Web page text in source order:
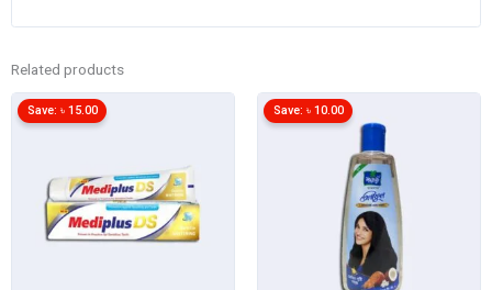
Related products
Save: ৳ 15.00 Save: ৳ 10.00